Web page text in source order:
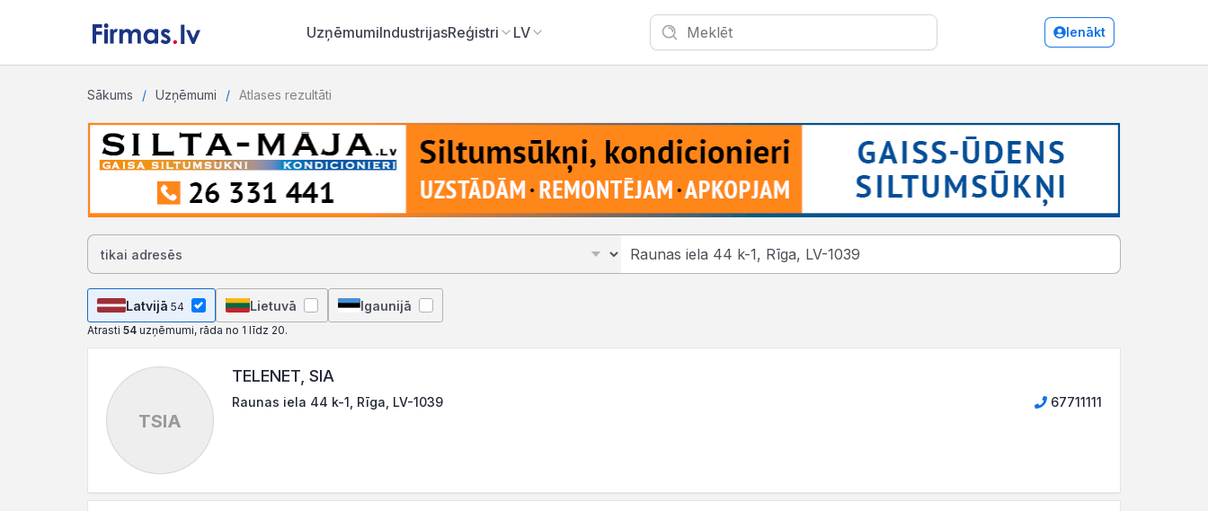
UzņēmumiIndustrijasReģistri LV Ienākt
Sākums Uzņēmumi Atlases rezultāti
Latvijā 54 Lietuvā Igaunijā
Atrasti 54 uzņēmumi, rāda no 1 līdz 20.
TSIA
TELENET, SIA
Raunas iela 44 k-1, Rīga, LV-1039 67711111